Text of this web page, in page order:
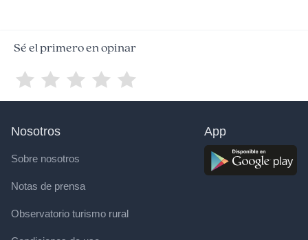
Sé el primero en opinar
Nosotros
Sobre nosotros
Notas de prensa
Observatorio turismo rural
App